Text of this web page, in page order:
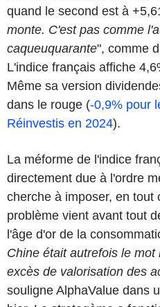
quand le second est à
monte. C'est pas comme
caqueuquarante", comme
L'indice français affiche
Même sa version
dans le rouge (-0,9% pour
Réinvestis en 2024).
La méforme de l'indice
directement due à l'ordre
cherche à imposer, en tout
problème vient avant tout
l'âge d'or de la
Chine était autrefois le
excès de valorisation des
souligne AlphaValue dans